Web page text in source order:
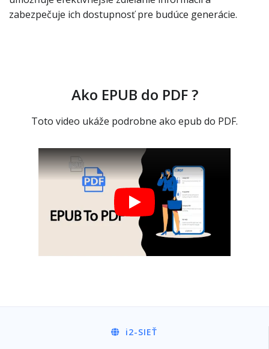
zabezpečuje ich dostupnosť pre budúce generácie.
Ako EPUB do PDF ?
Toto video ukáže podrobne ako epub do PDF.
i2-SIEŤ